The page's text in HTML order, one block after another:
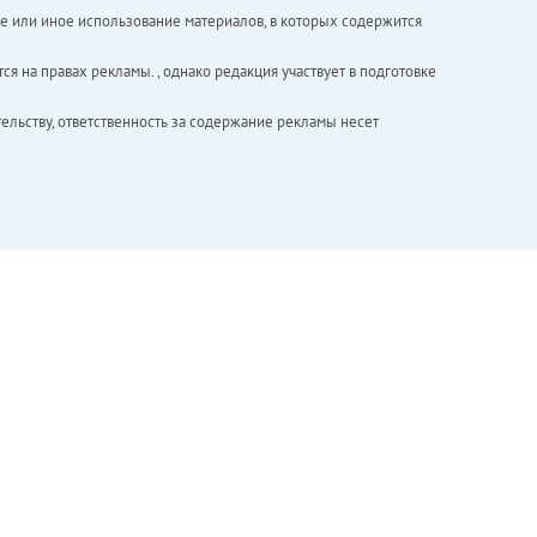
иное использование материалов, в которых содержится
правах рекламы. , однако редакция участвует в подготовке
ответственность за содержание рекламы несет